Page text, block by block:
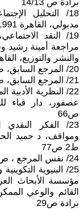
برادة ص 14/13
18/ التحليل
مدبولي، القاهرة 1991 ط2، ص 41
19/ النقد
مراجعة أمينة رشيد
والنشر والتوزيع، القاهرة،
20/ المرجع السابق، ص53
21/ المرجع السابق، ص 87
22/ النظرية
ص66
23/ الفكر
ومواقف، د حميد
ط2 ص77
24/ نفس المرجع ، ص72
25/ البنيوية
القائم والوعي
برادة ص29